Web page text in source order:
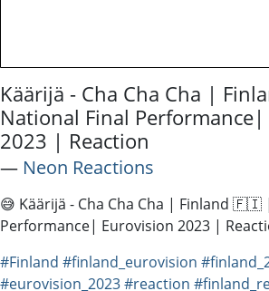
Käärijä - Cha Cha Cha |
National Final
2023 | Reaction
― Neon Reactions
😅 Käärijä - Cha Cha Cha | Finland 🇫🇮
Performance| Eurovision 2023 |
#Finland #finland_eurovision
#eurovision_2023#reaction